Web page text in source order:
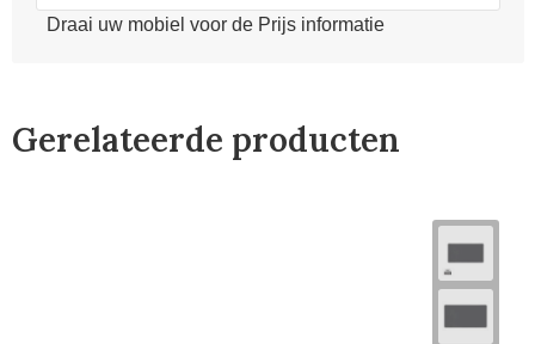
Draai uw mobiel voor de Prijs informatie
Gerelateerde producten